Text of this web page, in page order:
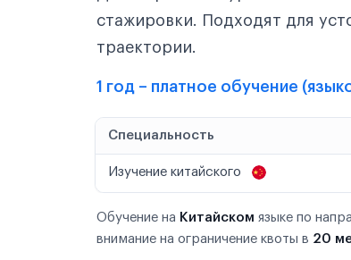
стажировки. Подходят для
траектории.
1 год – платное обучение
Специальность
Изучение китайского
Обучение на Китайском языке по
внимание на ограничение квоты в 20